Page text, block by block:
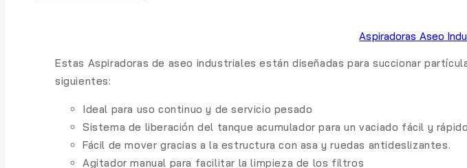
Aspiradoras Aseo
Estas Aspiradoras de aseo industriales están diseñadas para succionar
siguientes:
Ideal para uso continuo y de servicio pesado
Sistema de liberación del tanque acumulador para un vaciado fácil y rápido
Fácil de mover gracias a la estructura con asa y ruedas antideslizantes.
Agitador manual para facilitar la limpieza de los filtros